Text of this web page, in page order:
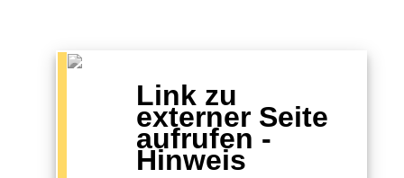
Link zu
externer Seite
aufrufen -
Hinweis